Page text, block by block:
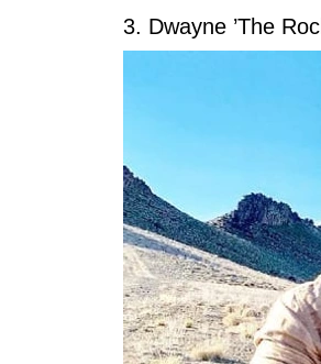
3. Dwayne ’The